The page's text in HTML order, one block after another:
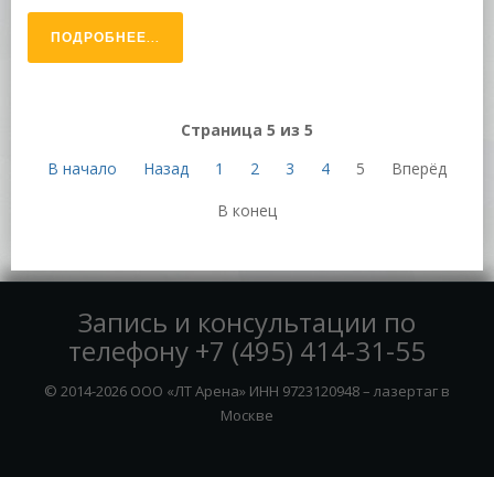
ПОДРОБНЕЕ...
Страница 5 из 5
В начало
Назад 1 2 3 4 5
Вперёд
В конец
Запись и консультации по
телефону +7 (495) 414-31-55
© 2014-2026 ООО «ЛТ Арена» ИНН 9723120948 – лазертаг в
Москве